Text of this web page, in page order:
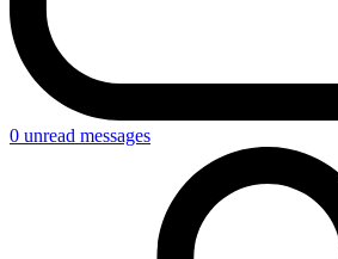
0 unread messages